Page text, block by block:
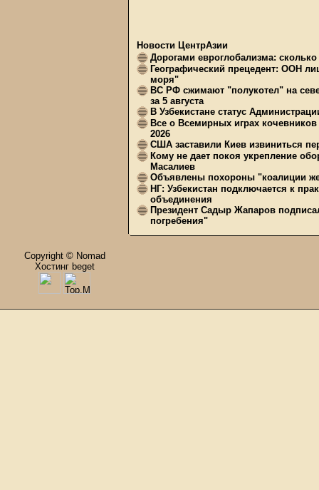
Новости ЦентрАзии
Дорогами евроглобализма:
Географический прецедент: ООН
моря"
ВС РФ сжимают "полукотел" на
за 5 августа
В Узбекистане статус
Все о Всемирных играх
2026
США заставили Киев извиниться
Кому не дает покоя укрепление
Масалиев
Объявлены похороны "коалиции
НГ: Узбекистан подключается к
объединения
Президент Садыр Жапаров
погребения"
Copyright © Nomad
Хостинг beget